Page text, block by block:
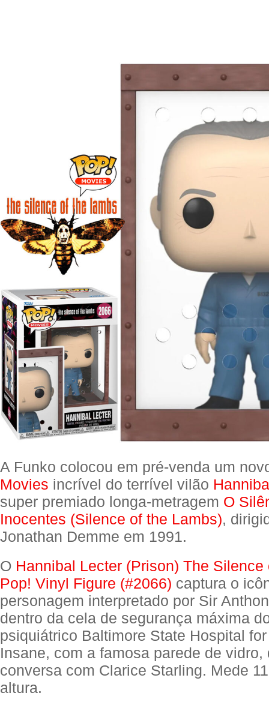
A Funko colocou em pré-venda um
Movies incrível do terrível vilão
super premiado longa-metragem O
Inocentes (Silence of the Lambs),
Jonathan Demme em 1991.
O Hannibal Lecter (Prison) The Silence
Pop! Vinyl Figure (#2066) captura o
personagem interpretado por Sir
dentro da cela de segurança máxima
psiquiátrico Baltimore State Hospital
Insane, com a famosa parede de vidro,
conversa com Clarice Starling. Mede
altura.